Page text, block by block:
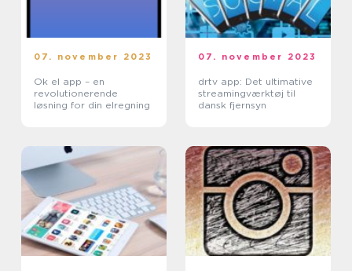
07. november 2023
Ok el app – en
revolutionerende
løsning for din elregning
07. november 2023
drtv app: Det ultimative
streamingværktøj til
dansk fjernsyn